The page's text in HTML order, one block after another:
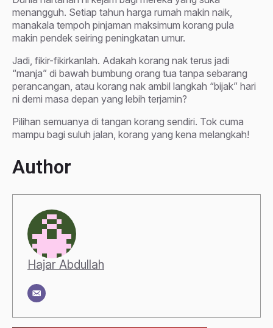
menangguh. Setiap tahun harga rumah makin naik,
manakala tempoh pinjaman maksimum korang pula
makin pendek seiring peningkatan umur.
Jadi, fikir-fikirkanlah. Adakah korang nak terus jadi
“manja” di bawah bumbung orang tua tanpa sebarang
perancangan, atau korang nak ambil langkah “bijak” hari
ni demi masa depan yang lebih terjamin?
Pilihan semuanya di tangan korang sendiri. Tok cuma
mampu bagi suluh jalan, korang yang kena melangkah!
Author
Hajar Abdullah